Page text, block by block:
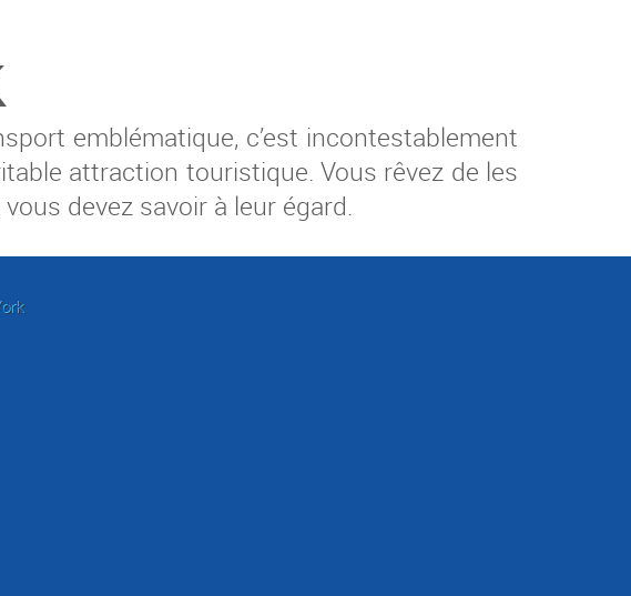
emblématique, c’est incontestablement
attraction touristique. Vous rêvez de les
devez savoir à leur égard.